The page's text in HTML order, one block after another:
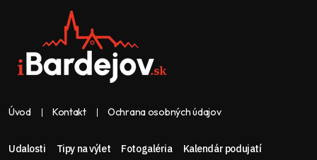
Úvod Kontakt Ochrana osobných údajov
Udalosti Tipy na výlet Fotogaléria
Kalendár podujatí